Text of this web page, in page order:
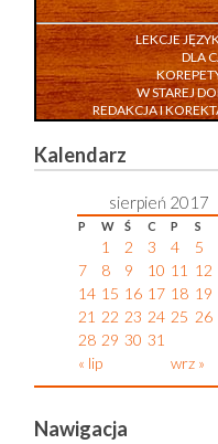
LEKCJE
DLA
W STAREJ
REDAKCJA I
Kalendarz
sierpień 2017
P W Ś C P S
« lip wrz »
1 2 3 4 5
7
8 9 10 11 12
14 15 16 17 18 19
21 22 23 24 25 26
28 29 30 31
Nawigacja